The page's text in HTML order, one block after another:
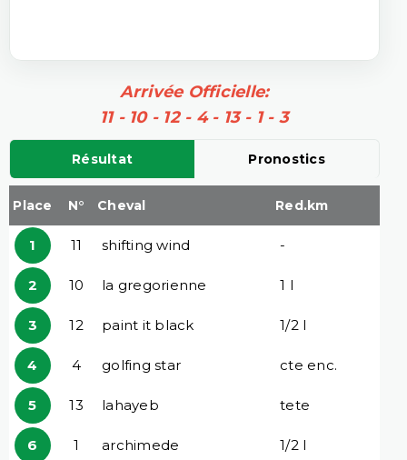
Arrivée Officielle:
11 - 10 - 12 - 4 - 13 - 1 - 3
Résultat Pronostics
Place N° Cheval Red.km
1 11 shifting wind -
2 10 la gregorienne 1 l
3 12 paint it black 1/2 l
4 4 golfing star cte enc.
5 13 lahayeb tete
6 1 archimede 1/2 l